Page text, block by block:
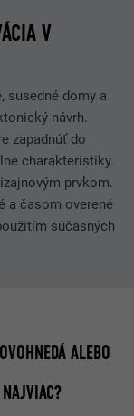
V
susedné domy a
návrh.
zapadnúť do
charakteristiky.
prvkom.
a časom overené
súčasných
ALEBO